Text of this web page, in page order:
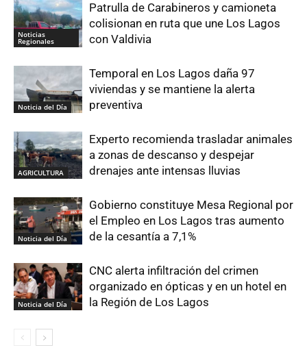
Noticias
Regionales
Patrulla de Carabineros y camioneta
colisionan en ruta que une Los Lagos
con Valdivia
Noticia del Día
Temporal en Los Lagos daña 97
viviendas y se mantiene la alerta
preventiva
AGRICULTURA
Experto recomienda trasladar animales
a zonas de descanso y despejar
drenajes ante intensas lluvias
Noticia del Día
Gobierno constituye Mesa Regional por
el Empleo en Los Lagos tras aumento
de la cesantía a 7,1%
Noticia del Día
CNC alerta infiltración del crimen
organizado en ópticas y en un hotel en
la Región de Los Lagos